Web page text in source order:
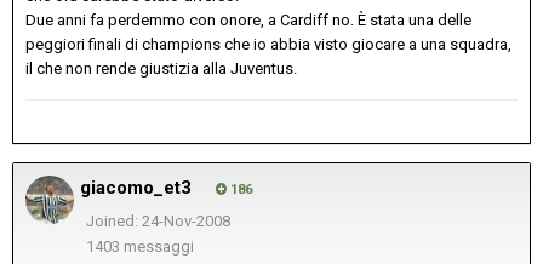
Due anni fa perdemmo con onore, a Cardiff no. È stata una delle
peggiori finali di champions che io abbia visto giocare a una squadra,
il che non rende giustizia alla Juventus.
giacomo_et3 186
Joined: 24-Nov-2008
1403 messaggi